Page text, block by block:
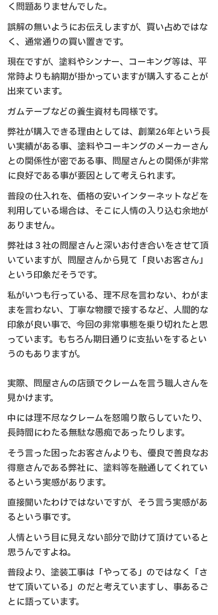
く問題ありませんでした。
誤解の無いようにお伝えしますが、買い占めではな
く、通常通りの買い置きです。
現在ですが、塗料やシンナー、コーキング等は、平
常時よりも納期が掛かっていますが購入することが
出来ています。
ガムテープなどの養生資材も同様です。
弊社が購入できる理由としては、創業26年という長
い実績がある事、塗料やコーキングのメーカーさん
との関係性が密である事、問屋さんとの関係が非常
に良好である事が要因として考えられます。
普段の仕入れを、価格の安いインターネットなどを
利用している場合は、そこに人情の入り込む余地が
ありません。
弊社は３社の問屋さんと深いお付き合いをさせて頂
いていますが、問屋さんから見て「良いお客さん」
という印象だそうです。
私がいつも行っている、理不尽を言わない、わがま
まを言わない、丁寧な物腰で接するなど、人間的な
印象が良い事で、今回の非常事態を乗り切れたと思
っています。もちろん期日通りに支払いをするとい
うのもありますが。
実際、問屋さんの店頭でクレームを言う職人さんを
見かけます。
中には理不尽なクレームを怒鳴り散らしていたり、
長時間にわたる無駄な愚痴であったりします。
そう言った困ったお客さんよりも、優良で善良なお
得意さんである弊社に、塗料等を融通してくれてい
るという実感があります。
直接聞いたわけではないですが、そう言う実感があ
るという事です。
人情という目に見えない部分で助けて頂けていると
思うんですよね。
普段より、塗装工事は「やってる」のではなく「さ
せて頂いている」のだと考えていますし、事あるご
とに語っています。